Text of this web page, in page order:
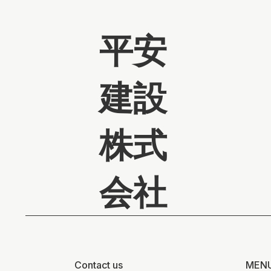
平安
建設
株式
会社
Contact us